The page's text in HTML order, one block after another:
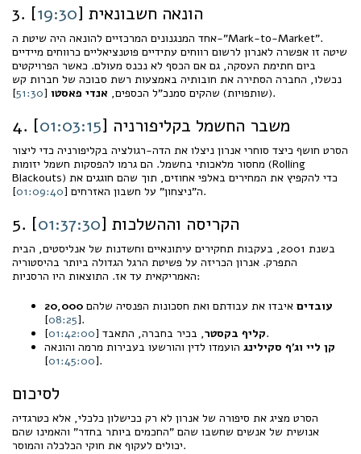
3. הונאה חשבונאית [19:30
]
אחד המנגנונים המרכזיים להונאה היה שיטת ה-"Mark-to-Market".
שיטה זו אפשרה לאנרון לרשום רווחים עתידיים פוטנציאליים כרווחים מיידיים
ביום חתימת העסקה, גם אם הכסף לא נכנס מעולם. כאשר הפרויקטים
נכשלו, החברה הסתירה את חובותיה באמצעות רשת סבוכה של חברות קש
(שותפויות) שהקים סמנכ"ל הכספים, אנדי פאסטו [
51:30 ].
4. משבר החשמל בקליפורניה [01:03:15
]
הסרט חושף כיצד סוחרי אנרון ניצלו את הדה-רגולציה בקליפורניה כדי ליצור
מחסור מלאכותי בחשמל. הם גרמו להפסקות חשמל יזומות (Rolling
Blackouts) כדי להקפיץ את המחירים באלפי אחוזים, תוך שהם חוגגים את
ה"ניצחון" על חשבון האזרחים [01:09:40 ].
5. הקריסה וההשלכות [01:37:30
]
בשנת 2001, בעקבות תחקירים עיתונאיים וחשדנות של אנליסטים, הבית
התפרק. אנרון הכריזה על פשיטת הרגל הגדולה ביותר בהיסטוריה
האמריקאית עד אז. התוצאות היו הרסניות:
20,000 עובדים איבדו את עבודתם ואת חסכונות הפנסיה שלהם
[
08:25 ].
קליף בקסטר, בכיר בחברה, התאבד [01:42:00
].
קן ליי וג'ף סקילינג הועמדו לדין והורשעו בעבירות מרמה והונאה
[
01:45:00 ].
לסיכום
הסרט מציג את סיפורה של אנרון לא רק ככישלון כלכלי, אלא כטרגדיה
אנושית של אנשים שחשבו שהם "החכמים ביותר בחדר" והאמינו שהם
יכולים לעקוף את חוקי הכלכלה והמוסר.